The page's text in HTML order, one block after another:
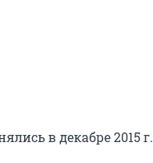
в декабре 2015 г.